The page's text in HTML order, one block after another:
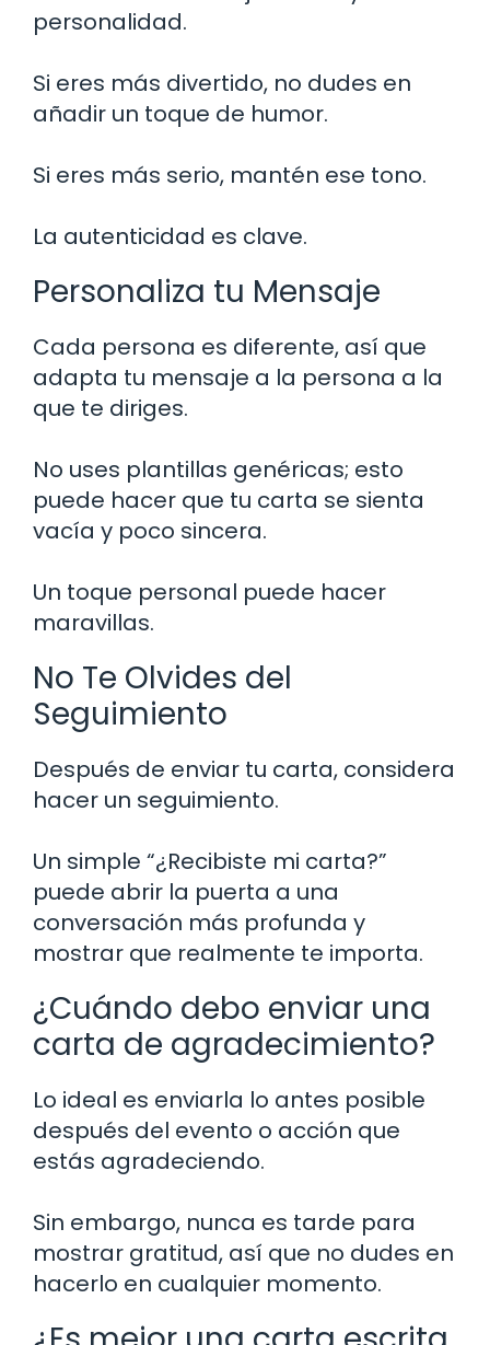
personalidad.
Si eres más divertido, no dudes en
añadir un toque de humor.
Si eres más serio, mantén ese tono.
La autenticidad es clave.
Personaliza tu Mensaje
Cada persona es diferente, así que
adapta tu mensaje a la persona a la
que te diriges.
No uses plantillas genéricas; esto
puede hacer que tu carta se sienta
vacía y poco sincera.
Un toque personal puede hacer
maravillas.
No Te Olvides del
Seguimiento
Después de enviar tu carta, considera
hacer un seguimiento.
Un simple “¿Recibiste mi carta?”
puede abrir la puerta a una
conversación más profunda y
mostrar que realmente te importa.
¿Cuándo debo enviar una
carta de agradecimiento?
Lo ideal es enviarla lo antes posible
después del evento o acción que
estás agradeciendo.
Sin embargo, nunca es tarde para
mostrar gratitud, así que no dudes en
hacerlo en cualquier momento.